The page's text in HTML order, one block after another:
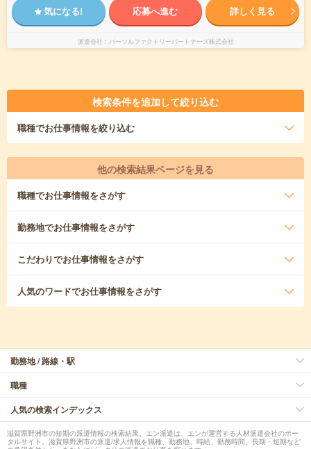
気になる! 応募へ進む 詳しく見る
派遣会社 パーソルファクトリーパートナーズ株式会社
検索条件を追加して絞り込む
職種でお仕事情報を絞り込む
他の検索結果ページを見る
職種でお仕事情報をさがす
勤務地でお仕事情報をさがす
こだわりでお仕事情報をさがす
人気のワードでお仕事情報をさがす
勤務地 / 路線・駅
職種
人気の検索インデックス
滋賀県野洲市の短期の派遣情報の検索結果。エン派遣は、エンが運営する人材派遣会社のポー
タルサイト。滋賀県野洲市の派遣/求人情報を職種、勤務地、時給、勤務時間、長期・短期など